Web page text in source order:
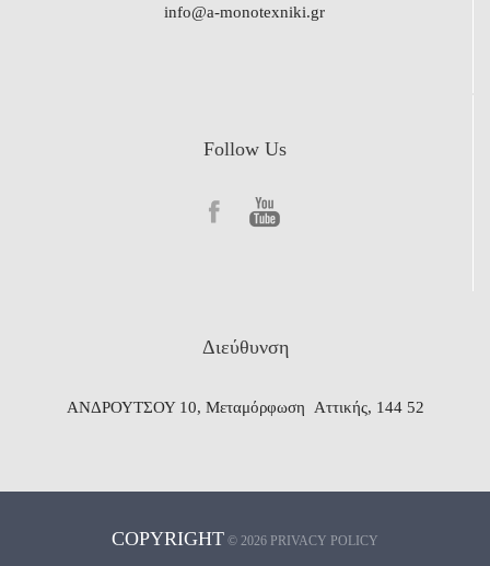
info@a-monotexniki.gr
Follow Us
Διεύθυνση
ΑΝΔΡΟΥΤΣΟΥ 10, Μεταμόρφωση Αττικής, 144 52
COPYRIGHT © 2026 PRIVACY POLICY